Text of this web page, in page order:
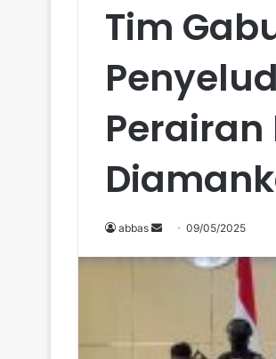
Tim
Perairan
abbas 09/05/2025